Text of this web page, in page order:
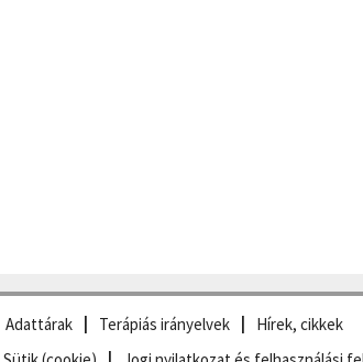
Adattárak Terápiás irányelvek
Hírek, cikkek